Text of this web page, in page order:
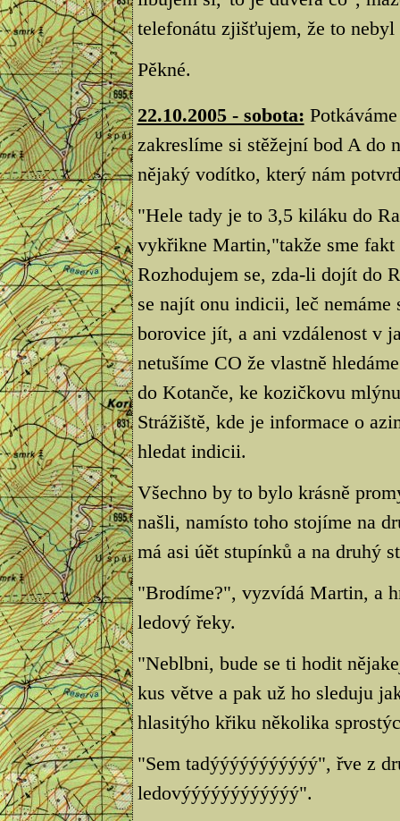
telefonátu zjišťujem, že to nebyl
Pěkné.
22.10.2005 - sobota:
zakreslíme si stěžejní bod A do
nějaký vodítko, který nám
"Hele tady je to 3,5 kiláku do
vykřikne Martin,"takže sme
Rozhodujem se, zda-li dojít do
se najít onu indicii, leč
borovice jít, a ani vzdálenost v
netušíme CO že vlastně
do Kotanče, ke kozičkovu
Strážiště, kde je informace o
hledat indicii.
Všechno by to bylo krásně
našli, namísto toho stojíme na
má asi úět stupínků a na druhý
"Brodíme?", vyzvídá Martin, a
ledový řeky.
"Neblbni, bude se ti hodit
kus větve a pak už ho sleduju
hlasitýho křiku několika
"Sem tadýýýýýýýýýýý", řve z
ledovýýýýýýýýýýýý".